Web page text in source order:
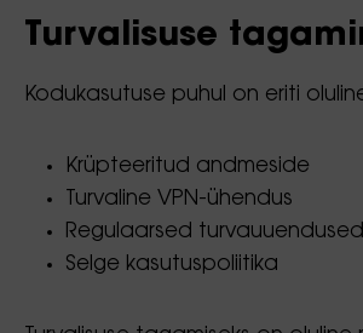
Turvalisuse
Kodukasutuse puhul on eriti
Krüpteeritud andmeside
Turvaline VPN-ühendus
Regulaarsed turvauuendused
Selge kasutuspoliitika